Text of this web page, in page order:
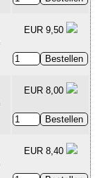
EUR 9,50
EUR 8,00
EUR 8,40